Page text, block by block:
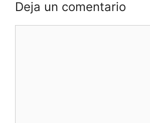
Deja un comentario